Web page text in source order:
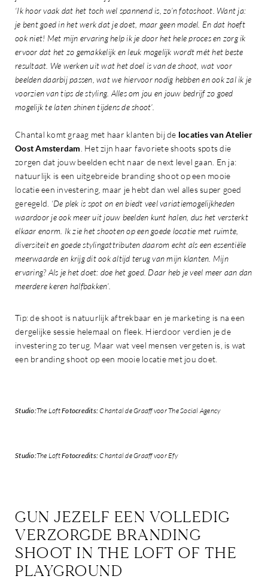
‘Ik hoor vaak dat het toch wel spannend is, zo’n fotoshoot. Want ja:
je bent goed in het werk dat je doet, maar geen model. En dat hoeft
ook niet! Met mijn ervaring help ik je door het hele proces en zorg ik
ervoor dat het zo gemakkelijk en leuk mogelijk wordt mét het beste
resultaat. We werken uit wat het doel is van de shoot, wat voor
beelden daarbij passen, wat we hiervoor nodig hebben en ook zal ik je
voorzien van tips de styling. Alles om jou en jouw bedrijf zo goed
mogelijk te laten shinen tijdens de shoot’.
Chantal komt graag met haar klanten bij de locaties van Atelier
Oost Amsterdam . Het zijn haar favoriete shoots spots die
zorgen dat jouw beelden echt naar de next level gaan. En ja:
natuurlijk is een uitgebreide branding shoot op een mooie
locatie een investering, maar je hebt dan wel alles super goed
geregeld. ‘De plek is spot on en biedt veel variatiemogelijkheden
waardoor je ook meer uit jouw beelden kunt halen, dus het versterkt
elkaar enorm. Ik zie het shooten op een goede locatie met ruimte,
diversiteit en goede stylingattributen daarom echt als een essentiële
meerwaarde en krijg dit ook altijd terug van mijn klanten. Mijn
ervaring? Als je het doet: doe het goed. Daar heb je veel meer aan dan
meerdere keren halfbakken’.
Tip: de shoot is natuurlijk aftrekbaar en je marketing is na een
dergelijke sessie helemaal on fleek. Hierdoor verdien je de
investering zo terug. Maar wat veel mensen vergeten is, is wat
een branding shoot op een mooie locatie met jou doet.
Studio:The LoftFotocredits:Chantal de Graaff voor The Social Agency
Studio:The LoftFotocredits:Chantal de Graaff voor Efy
GUN JEZELF EEN VOLLEDIG
VERZORGDE BRANDING
SHOOT IN THE LOFT OF THE
PLAYGROUND